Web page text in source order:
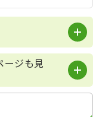
ージも見